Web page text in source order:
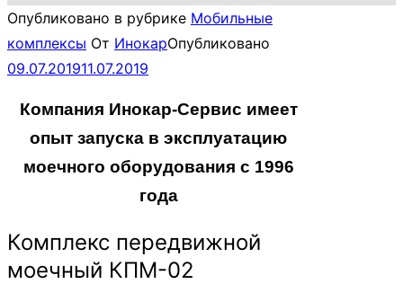
Опубликовано в рубрике Мобильные
комплексы От ИнокарОпубликовано
09.07.201911.07.2019
Компания Инокар-Сервис имеет
опыт запуска в эксплуатацию
моечного оборудования с 1996
года
Комплекс передвижной
моечный КПМ-02